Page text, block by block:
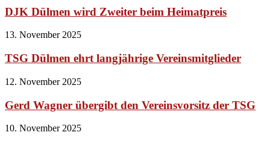
DJK Dülmen wird Zweiter beim Heimatpreis
13. November 2025
TSG Dülmen ehrt langjährige Vereinsmitglieder
12. November 2025
Gerd Wagner übergibt den Vereinsvorsitz der TSG
10. November 2025